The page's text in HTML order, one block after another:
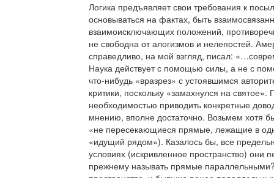
Логика предъявляет свои требования к
основываться на фактах, быть
взаимоисключающих положений,
не свободна от алогизмов и нелепостей.
справедливо, на мой взгляд, писал:
Наука действует с помощью силы, а не с
что-нибудь «вразрез» с устоявшимся
критики, поскольку «замахнулся на
необходимостью приводить конкретные
мнению, вполне достаточно. Возьмем
«не пересекающиеся прямые, лежащие в
«идущий рядом»). Казалось бы, все
условиях (искривленное пространство) они
прежнему называть прямые